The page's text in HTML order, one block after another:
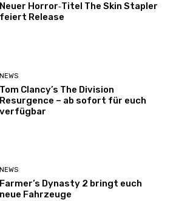
Neuer Horror‑Titel The Skin Stapler
feiert Release
NEWS
Tom Clancy’s The Division
Resurgence – ab sofort für euch
verfügbar
NEWS
Farmer’s Dynasty 2 bringt euch
neue Fahrzeuge